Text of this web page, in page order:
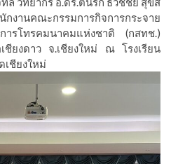
านคณะกรรมการกิจการกระจาย
ารโทรคมนาคมแห่งชาติ (กสทช.)
ชียงดาว จ.เชียงใหม่ ณ โรงเรียน
เชียงใหม่